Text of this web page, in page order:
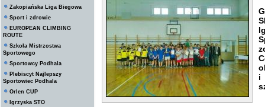
Zakopiańska Liga Biegowa
Sport i zdrowie
EUROPEAN CLIMBING
ROUTE
Szkoła Mistrzostwa
Sportowego
Sportowcy Podhala
Plebiscyt Najlepszy
Sportowiec Podhala
Orlen CUP
Igrzyska STO
i